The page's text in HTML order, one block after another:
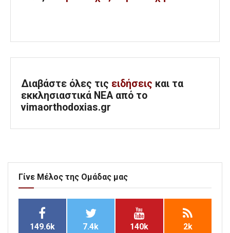
Διαβάστε όλες τις ειδήσεις και τα
εκκλησιαστικά ΝΕΑ από το
vimaorthodoxias.gr
Γίνε Μέλος της Ομάδας μας
149.6k 7.4k 140k 2k